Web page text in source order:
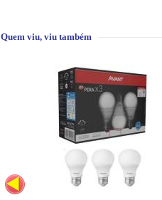
Quem viu, viu também